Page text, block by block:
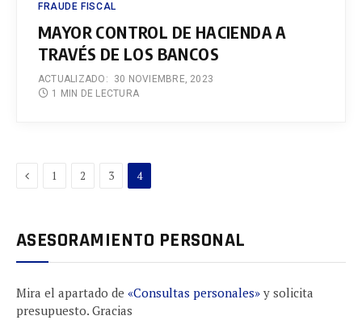
FRAUDE FISCAL
MAYOR CONTROL DE HACIENDA A
TRAVÉS DE LOS BANCOS
ACTUALIZADO:
30 NOVIEMBRE, 2023
1 MIN DE LECTURA
Previous
1 2 3 4
ASESORAMIENTO PERSONAL
Mira el apartado de «Consultas personales» y solicita
presupuesto. Gracias